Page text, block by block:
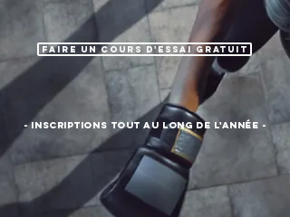
FAIRE UN COURS D'ESSAI GRATUIT
- inscriptions tout AU LONG DE l'année -